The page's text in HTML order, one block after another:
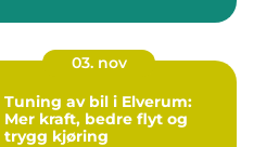
03. nov
Tuning av bil i Elverum:
Mer kraft, bedre flyt og
trygg kjøring